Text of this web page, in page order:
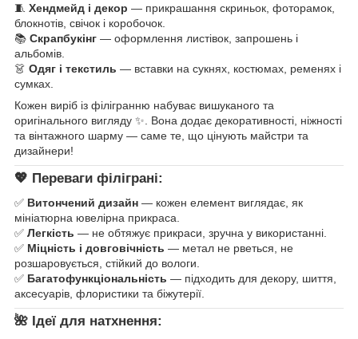
🧵 Хендмейд і декор — прикрашання скриньок, фоторамок,
блокнотів, свічок і коробочок.
📚 Скрапбукінг — оформлення листівок, запрошень і
альбомів.
👗 Одяг і текстиль — вставки на сукнях, костюмах, ременях і
сумках.
Кожен виріб із філігранню набуває вишуканого та
оригінального вигляду ✨. Вона додає декоративності, ніжності
та вінтажного шарму — саме те, що цінують майстри та
дизайнери!
💖 Переваги філіграні:
✅ Витончений дизайн — кожен елемент виглядає, як
мініатюрна ювелірна прикраса.
✅ Легкість — не обтяжує прикраси, зручна у використанні.
✅ Міцність і довговічність — метал не рветься, не
розшаровується, стійкий до вологи.
✅ Багатофункціональність — підходить для декору, шиття,
аксесуарів, флористики та біжутерії.
🌺 Ідеї для натхнення: